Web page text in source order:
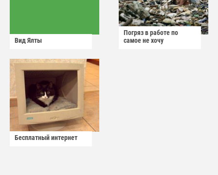
Вид Ялты
Погряз в работе по
самое не хочу
Бесплатный интернет